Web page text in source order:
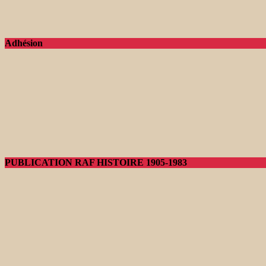
Adhésion
PUBLICATION RAF HISTOIRE 1905-1983